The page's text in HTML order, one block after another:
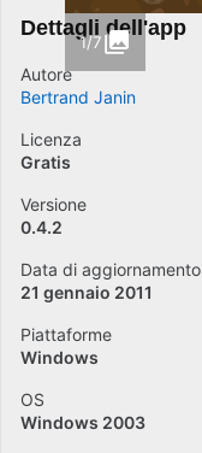
1/7
Dettagli dell'app
Autore
Bertrand Janin
Licenza
Gratis
Versione
0.4.2
Data di aggiornamento
21 gennaio 2011
Piattaforme
Windows
OS
Windows 2003